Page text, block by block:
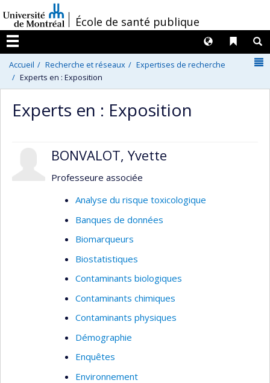
au
contenu
/École de santé publique
Menu
Liens
Langues
Accueil Recherche et réseaux
Expertises de recherche
Experts en : Exposition
Experts en : Exposition
BONVALOT, Yvette
Professeure associée
Analyse du risque toxicologique
Banques de données
Biomarqueurs
Biostatistiques
Contaminants biologiques
Contaminants chimiques
Contaminants physiques
Démographie
Enquêtes
Environnement